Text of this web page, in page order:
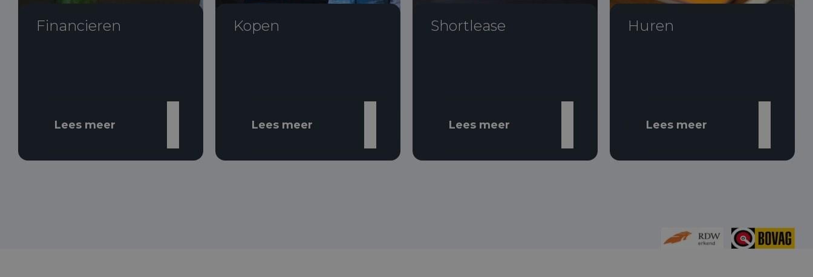
Financieren
Lees meer
Kopen
Lees meer
Shortlease
Lees meer
Huren
Lees meer